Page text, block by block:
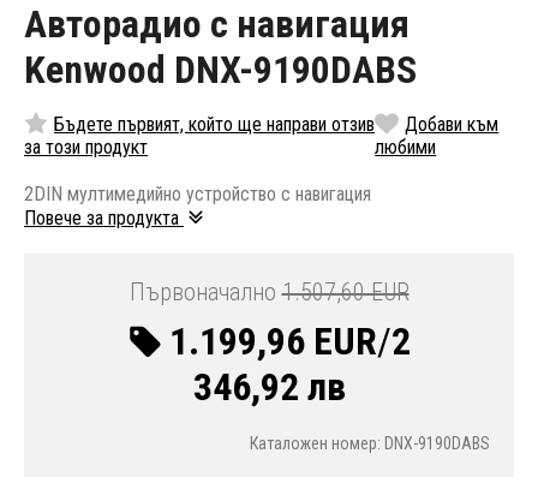
Авторадио с навигация
Kenwood DNX-9190DABS
Бъдете първият, който ще направи отзив
за този продукт
Добави към
любими
2DIN мултимедийно устройство с навигация
Повече за продукта
Първоначално1.507,60 EUR
1.199,96 EUR/2
346,92 лв
Каталожен номер: DNX-9190DABS